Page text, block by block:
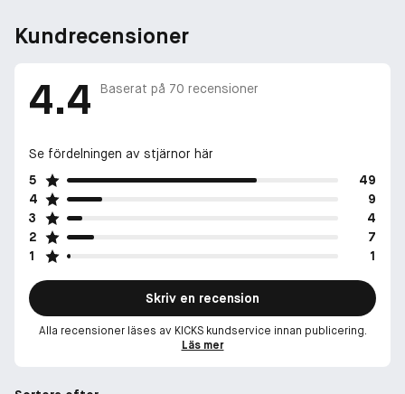
Kundrecensioner
4.4 Baserat på 70 recensioner
Se fördelningen av stjärnor här
5
49
4
9
3
4
2
7
1
1
Skriv en recension
Alla recensioner läses av KICKS kundservice innan publicering.
Läs mer